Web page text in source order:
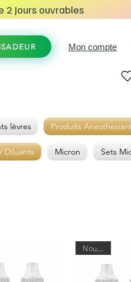
Mon compte
lèvres Produits
Diluants Micron Sets
2 Jours ouvrables
Nouveau